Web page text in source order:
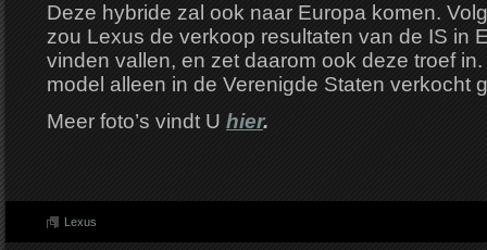
Deze hybride zal ook naar Europa komen.
zou Lexus de verkoop resultaten van de IS in
vinden vallen, en zet daarom ook deze troef
model alleen in de Verenigde Staten verkocht
Meer foto’s vindt U hier.
Lexus